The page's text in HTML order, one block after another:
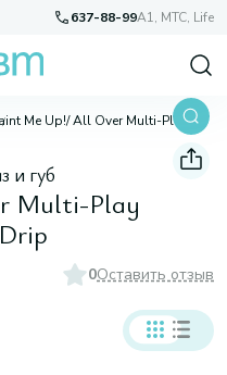
637-88-99A1, МТС, Life
Paint Me Up!/ All Over Multi-Play Topper, тон 05- Pearl Drip
и губ
Multi-Play
0Оставить отзыв